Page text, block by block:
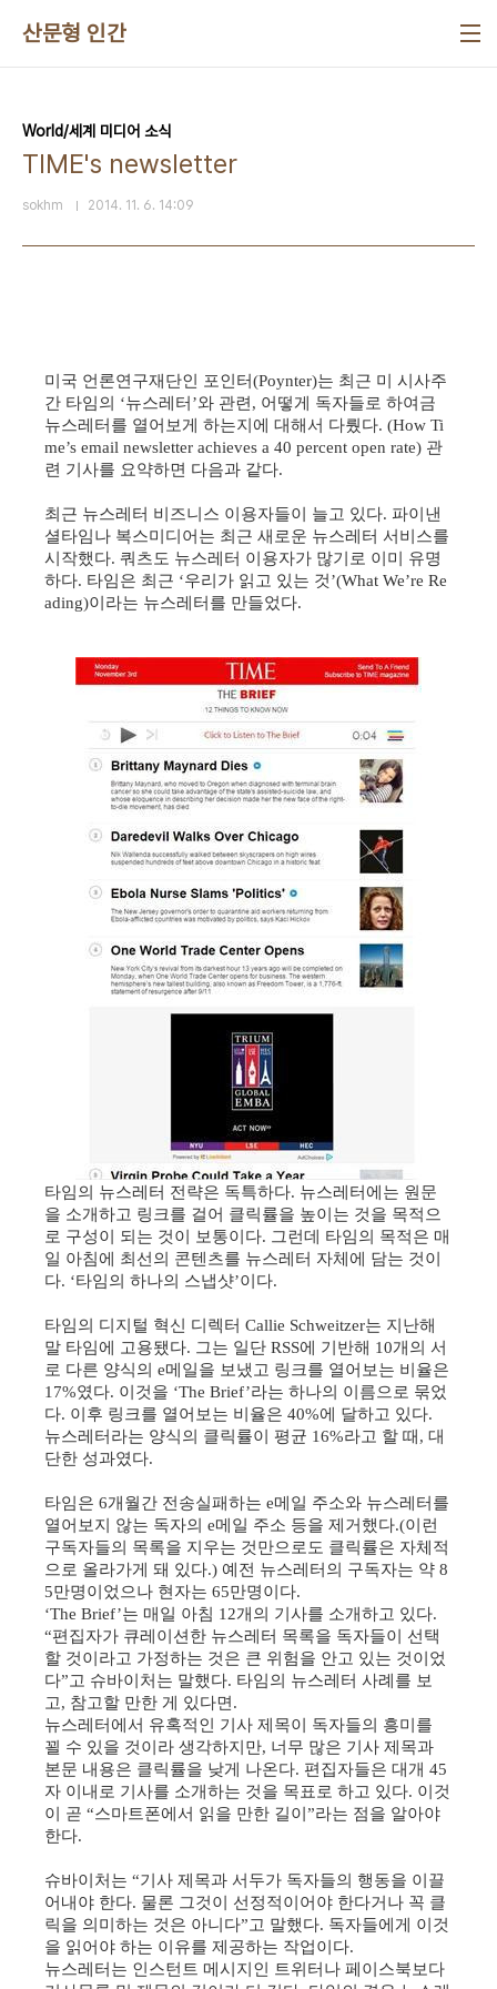
산문형 인간
World/세계 미디어 소식
TIME's newsletter
sokhm 2014. 11. 6. 14:09
미국 언론연구재단인 포인터(Poynter)는 최근 미 시사주
간 타임의 ‘뉴스레터’와 관련, 어떻게 독자들로 하여금
뉴스레터를 열어보게 하는지에 대해서 다뤘다. (How Ti
me’s email newsletter achieves a 40 percent open rate) 관
련 기사를 요약하면 다음과 같다.
최근 뉴스레터 비즈니스 이용자들이 늘고 있다. 파이낸
셜타임나 복스미디어는 최근 새로운 뉴스레터 서비스를
시작했다. 쿼츠도 뉴스레터 이용자가 많기로 이미 유명
하다. 타임은 최근 ‘우리가 읽고 있는 것’(What We’re Re
ading)이라는 뉴스레터를 만들었다.
타임의 뉴스레터 전략은 독특하다. 뉴스레터에는 원문
을 소개하고 링크를 걸어 클릭률을 높이는 것을 목적으
로 구성이 되는 것이 보통이다. 그런데 타임의 목적은 매
일 아침에 최선의 콘텐츠를 뉴스레터 자체에 담는 것이
다. ‘타임의 하나의 스냅샷’이다.
타임의 디지털 혁신 디렉터 Callie Schweitzer는 지난해
말 타임에 고용됐다. 그는 일단 RSS에 기반해 10개의 서
로 다른 양식의 e메일을 보냈고 링크를 열어보는 비율은
17%였다. 이것을 ‘The Brief’라는 하나의 이름으로 묶었
다. 이후 링크를 열어보는 비율은 40%에 달하고 있다.
뉴스레터라는 양식의 클릭률이 평균 16%라고 할 때, 대
단한 성과였다.
타임은 6개월간 전송실패하는 e메일 주소와 뉴스레터를
열어보지 않는 독자의 e메일 주소 등을 제거했다.(이런
구독자들의 목록을 지우는 것만으로도 클릭률은 자체적
으로 올라가게 돼 있다.) 예전 뉴스레터의 구독자는 약 8
5만명이었으나 현자는 65만명이다.
‘The Brief’는 매일 아침 12개의 기사를 소개하고 있다.
“편집자가 큐레이션한 뉴스레터 목록을 독자들이 선택
할 것이라고 가정하는 것은 큰 위험을 안고 있는 것이었
다”고 슈바이처는 말했다. 타임의 뉴스레터 사례를 보
고, 참고할 만한 게 있다면.
뉴스레터에서 유혹적인 기사 제목이 독자들의 흥미를
꾈 수 있을 것이라 생각하지만, 너무 많은 기사 제목과
본문 내용은 클릭률을 낮게 나온다. 편집자들은 대개 45
자 이내로 기사를 소개하는 것을 목표로 하고 있다. 이것
이 곧 “스마트폰에서 읽을 만한 길이”라는 점을 알아야
한다.
슈바이처는 “기사 제목과 서두가 독자들의 행동을 이끌
어내야 한다. 물론 그것이 선정적이어야 한다거나 꼭 클
릭을 의미하는 것은 아니다”고 말했다. 독자들에게 이것
을 읽어야 하는 이유를 제공하는 작업이다.
뉴스레터는 인스턴트 메시지인 트위터나 페이스북보다